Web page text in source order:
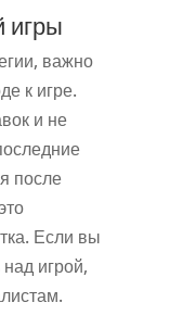
игры
важно
к игре.
и не
после
Если вы
над игрой,